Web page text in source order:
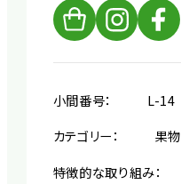
小間番号：
L-14
カテゴリー：
果物
特徴的な取り組み：